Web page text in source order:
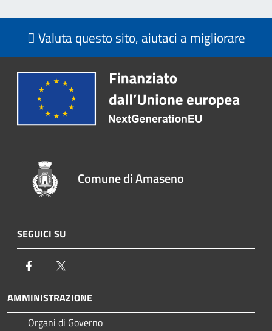
Valuta questo sito, aiutaci a migliorare
Comune di Amaseno
SEGUICI SU
Facebook
AMMINISTRAZIONE
Organi di Governo